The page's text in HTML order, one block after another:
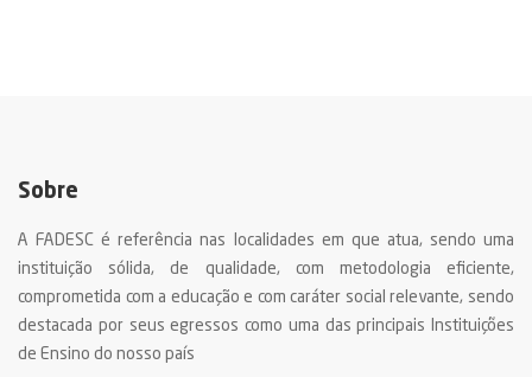
Sobre
A FADESC é referência nas localidades em que atua, sendo uma
instituição sólida, de qualidade, com metodologia eficiente,
comprometida com a educação e com caráter social relevante, sendo
destacada por seus egressos como uma das principais Instituições
de Ensino do nosso país